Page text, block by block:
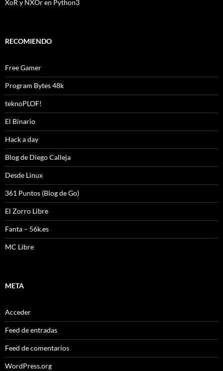
XoR y NXOr en Python3
RECOMIENDO
Free Gamer
Program Bytes 48k
teknoPLOF!
El Binario
Hack a day
Blog de Diego Calleja
Desde Linux
361 Puntos (Blog de Go)
El Zorro Libre
Fanta – 56k.es
MC Libre
META
Acceder
Feed de entradas
Feed de comentarios
WordPress.org